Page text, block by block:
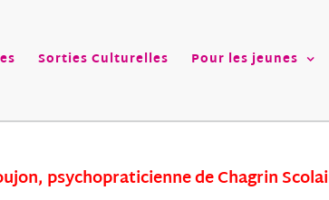
Sorties Culturelles Pour les jeunes
psychopraticienne de Chagrin